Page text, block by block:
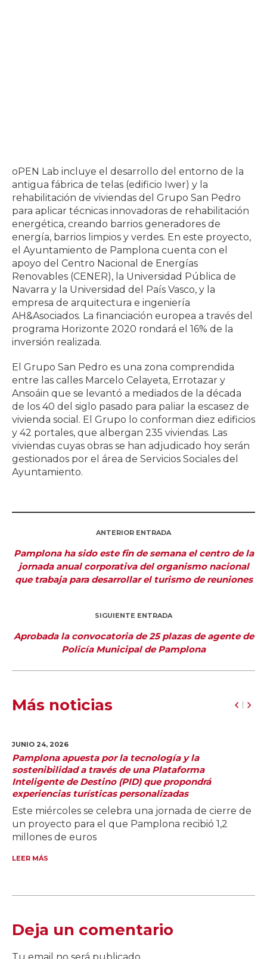
oPEN Lab incluye el desarrollo del entorno de la
antigua fábrica de telas (edificio Iwer) y la
rehabilitación de viviendas del Grupo San Pedro
para aplicar técnicas innovadoras de rehabilitación
energética, creando barrios generadores de
energía, barrios limpios y verdes. En este proyecto,
el Ayuntamiento de Pamplona cuenta con el
apoyo del Centro Nacional de Energías
Renovables (CENER), la Universidad Pública de
Navarra y la Universidad del País Vasco, y la
empresa de arquitectura e ingeniería
AH&Asociados. La financiación europea a través del
programa Horizonte 2020 rondará el 16% de la
inversión realizada.
El Grupo San Pedro es una zona comprendida
entre las calles Marcelo Celayeta, Errotazar y
Ansoáin que se levantó a mediados de la década
de los 40 del siglo pasado para paliar la escasez de
vivienda social. El Grupo lo conforman diez edificios
y 42 portales, que albergan 235 viviendas. Las
viviendas cuyas obras se han adjudicado hoy serán
gestionados por el área de Servicios Sociales del
Ayuntamiento.
ANTERIOR ENTRADA
Pamplona ha sido este fin de semana el centro de la
jornada anual corporativa del organismo nacional
que trabaja para desarrollar el turismo de reuniones
SIGUIENTE ENTRADA
Aprobada la convocatoria de 25 plazas de agente de
Policía Municipal de Pamplona
Más noticias
JUNIO 24, 2026
Pamplona apuesta por la tecnología y la
sostenibilidad a través de una Plataforma
Inteligente de Destino (PID) que propondrá
experiencias turísticas personalizadas
Este miércoles se celebra una jornada de cierre de
un proyecto para el que Pamplona recibió 1,2
millones de euros
LEER MÁS
Deja un comentario